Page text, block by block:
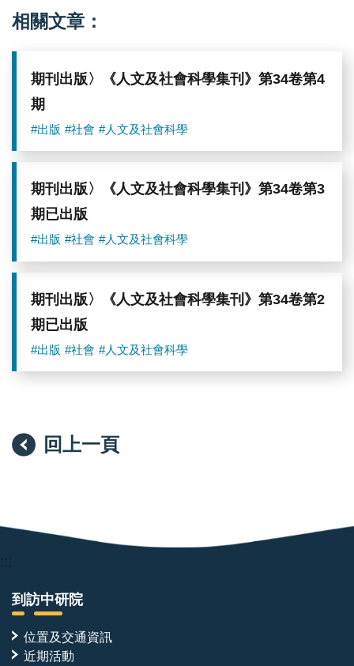
相關文章：
期刊出版〉《人文及社會科學集刊》第34卷第4
期
#出版 #社會 #人文及社會科學
期刊出版〉《人文及社會科學集刊》第34卷第3
期已出版
#出版 #社會 #人文及社會科學
期刊出版〉《人文及社會科學集刊》第34卷第2
期已出版
#出版 #社會 #人文及社會科學
回上一頁
:::
到訪中研院
位置及交通資訊
近期活動